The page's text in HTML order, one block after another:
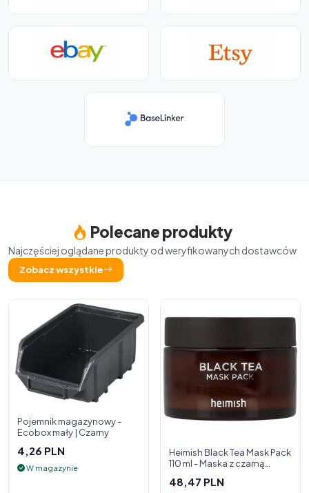
Polecane produkty
Najczęściej oglądane produkty od weryfikowanych dostawców
Zobacz wszystkie
Pojemnik magazynowy -
Ecobox mały | Czarny
4,26 PLN
W magazynie
Heimish Black Tea Mask Pack
110 ml - Maska z czarną
48,47 PLN